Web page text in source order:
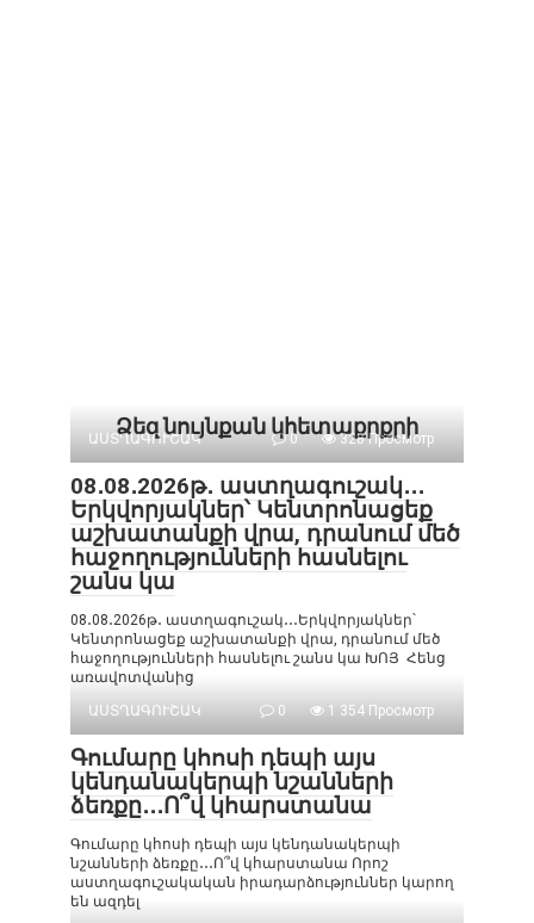
Ձեզ նույնքան կհետաքրքրի
ԱՍՏՂԱԳՈՒՇԱԿ 0 328 Просмотр
08․08․2026թ․ աստղագուշակ․․․
Երկվորյակներ՝ Կենտրոնացեք
աշխատանքի վրա, դրանում մեծ
հաջողությունների հասնելու
շանս կա
08․08․2026թ․ աստղագուշակ․․․Երկվորյակներ՝
Կենտրոնացեք աշխատանքի վրա, դրանում մեծ
հաջողությունների հասնելու շանս կա ԽՈՅ Հենց
առավոտվանից
ԱՍՏՂԱԳՈՒՇԱԿ
0 1 354 Просмотр
Գումարը կհոսի դեպի այս
կենդանակերպի նշանների
ձեռքը․․․Ո՞վ կհարստանա
Գումարը կհոսի դեպի այս կենդանակերպի
նշանների ձեռքը․․․Ո՞վ կհարստանա Որոշ
աստղագուշակական իրադարձություններ կարող
են ազդել